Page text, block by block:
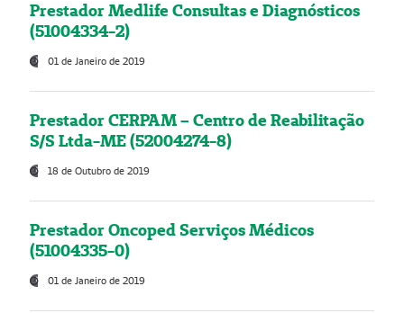
Prestador Medlife Consultas e Diagnósticos
(51004334-2)
01 de Janeiro de 2019
Prestador CERPAM – Centro de Reabilitação
S/S Ltda-ME (52004274-8)
18 de Outubro de 2019
Prestador Oncoped Serviços Médicos
(51004335-0)
01 de Janeiro de 2019